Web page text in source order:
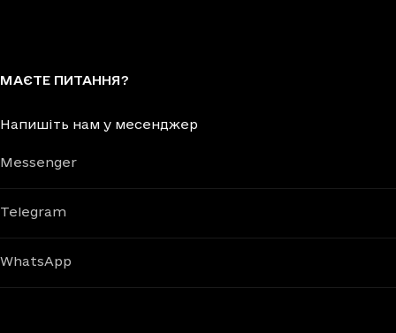
МАЄТЕ ПИТАННЯ?
Напишіть нам у месенджер
Messenger
Telegram
WhatsApp